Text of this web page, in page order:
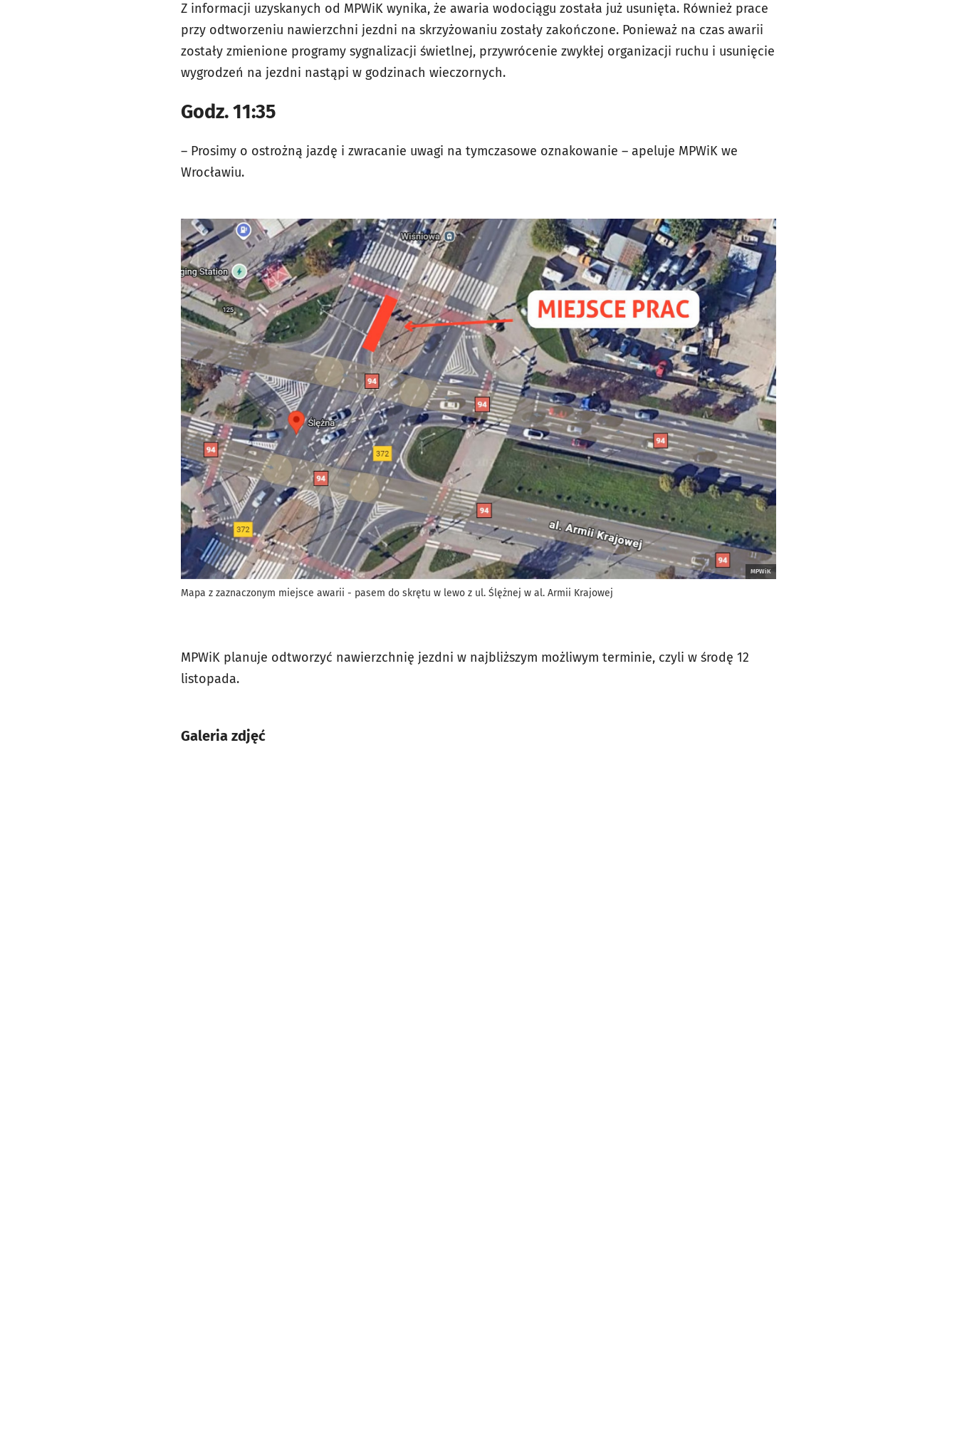
Z informacji uzyskanych od MPWiK wynika, że awaria wodociągu została już usunięta. Również prace
przy odtworzeniu nawierzchni jezdni na skrzyżowaniu zostały zakończone. Ponieważ na czas awarii
zostały zmienione programy sygnalizacji świetlnej, przywrócenie zwykłej organizacji ruchu i usunięcie
wygrodzeń na jezdni nastąpi w godzinach wieczornych.
Godz. 11:35
– Prosimy o ostrożną jazdę i zwracanie uwagi na tymczasowe oznakowanie – apeluje MPWiK we
Wrocławiu.
MPWiK
Mapa z zaznaczonym miejsce awarii - pasem do skrętu w lewo z ul. Ślężnej w al. Armii Krajowej
MPWiK planuje odtworzyć nawierzchnię jezdni w najbliższym możliwym terminie, czyli w środę 12
listopada.
Galeria zdjęć